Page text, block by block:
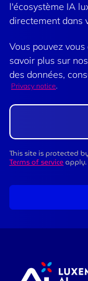
l'écosystème IA
directement dans
Vous pouvez
savoir plus sur
des données,
Privacy notice.
This site is protected
Terms of serviceapply.